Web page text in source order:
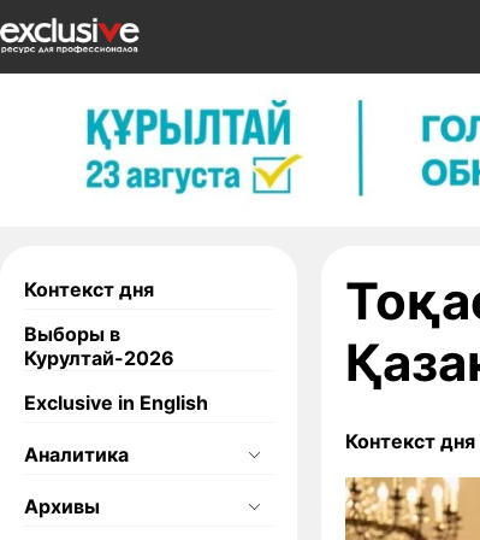
Контекст дня
Выборы в
Курултай-2026
Exclusive in English
Аналитика
Архивы
Контекст дня